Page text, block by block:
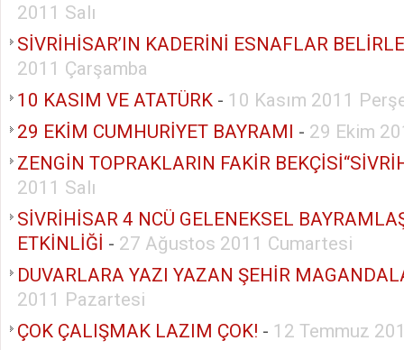
2011 Salı
SİVRİHİSAR’IN KADERİNİ ESNAFLAR
2011 Çarşamba
10 KASIM VE ATATÜRK - 10 Kasım 2011
29 EKİM CUMHURİYET BAYRAMI - 29 Ekim
ZENGİN TOPRAKLARIN FAKİR
2011 Salı
SİVRİHİSAR 4 NCÜ GELENEKSEL
ETKİNLİĞİ - 27 Ağustos 2011 Cumartesi
DUVARLARA YAZI YAZAN ŞEHİR
2011 Pazartesi
ÇOK ÇALIŞMAK LAZIM ÇOK! - 12 Temmuz